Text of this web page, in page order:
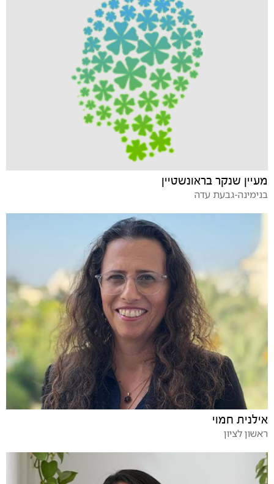
מעיין שנקר בראונשטיין
בנימינה-גבעת עדה
אילנית חמוי
ראשון לציון